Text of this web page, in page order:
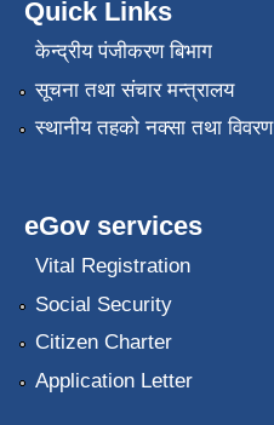
Quick Links
केन्द्रीय पंजीकरण बिभाग
सूचना तथा संचार मन्त्रालय
स्थानीय तहको नक्सा तथा विवरण
eGov services
Vital Registration
Social Security
Citizen Charter
Application Letter